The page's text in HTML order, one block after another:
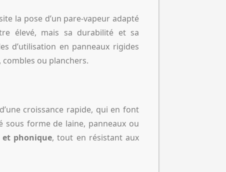
la pose d’un pare-vapeur adapté
élevé, mais sa durabilité et sa
d’utilisation en panneaux rigides
ou planchers.
croissance rapide, qui en font
sous forme de laine, panneaux ou
phonique, tout en résistant aux